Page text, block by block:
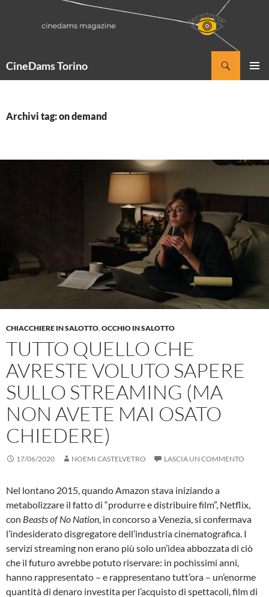
CineDams Torino
Archivi tag: on demand
CHIACCHIERE IN SALOTTO,OCCHIO IN SALOTTO
TUTTO QUELLO CHE
AVRESTE VOLUTO SAPERE
SULLO STREAMING (MA
NON AVETE MAI OSATO
CHIEDERE)
17/06/2020 NOEMI CASTELVETRO LASCIA UN COMMENTO
Nel lontano 2015, quando Amazon stava iniziando a
metabolizzare il fatto di “produrre e distribuire film”, Netflix,
con Beasts of No Nation, in concorso a Venezia, si confermava
l’indesiderato disgregatore dell’industria cinematografica. I
servizi streaming non erano più solo un’idea abbozzata di ciò
che il futuro avrebbe potuto riservare: in pochissimi anni,
hanno rappresentato – e rappresentano tutt’ora – un’enorme
quantità di denaro investita per l’acquisto di spettacoli, film di